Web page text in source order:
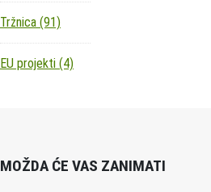
Tržnica (91)
EU projekti (4)
MOŽDA ĆE VAS ZANIMATI